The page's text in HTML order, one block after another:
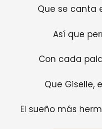
Que se canta
Así que
Con cada
Que Giselle,
El sueño más